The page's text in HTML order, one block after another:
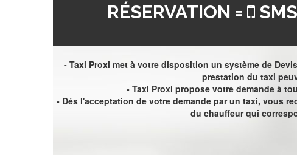
RÉSERVATION =
- Taxi Proxi met à votre disposition un système de
prestation du taxi
- Taxi Proxi propose votre demande à
- Dés l'acceptation de votre demande par un taxi, vous
du chauffeur qui